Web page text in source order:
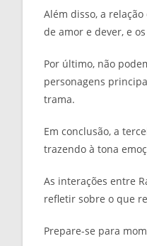
Além disso, a
de amor e dever, e
Por último, não
personagens
trama.
Em conclusão, a
trazendo à tona
As interações entre
refletir sobre o que
Prepare-se para